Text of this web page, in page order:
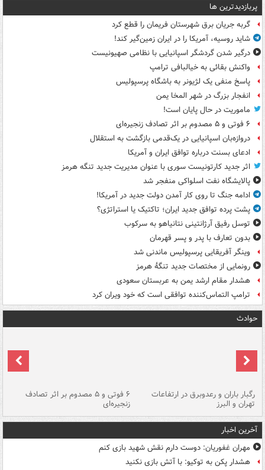
پربازدیدترین ها
گربه جریان برق شهرستان فریمان را قطع کرد
شاید روسیه، آمریکا را در ایران زمین‌گیر کند!
درگیر شدن گردشگر اسپانیایی با نظامی صهیونیست
واکنش بقائی به خیالبافی ترامپ
پاسخ منفی یک لژیونر به باشگاه پرسپولیس
انفجار بزرگ در شهر المخا یمن
ماموریت در حال پایان است!
۶ فوتی و ۵ مصدوم بر اثر تصادف زنجیره‌ای
دروازه‌بان اسپانیایی در یک‌قدمی بازگشت به استقلال
ادعای بسنت درباره توافق ایران و آمریکا
اثر جدید کارتونیست سوری با عنوان مدیریت جدید تنگه هرمز
پالایشگاه نفت اسلواکی منفجر شد
ادامه جنگ تا روی کار آمدن دولت جدید در آمریکا!
پشت پرده توافق جدید ایران؛ تاکتیک یا استراتژی؟
توسل رفیق آرژانتینی نتانیاهو به سرکوب
بدون تعارف با پدر و پسر قهرمان
وینگر آفریقایی پرسپولیس ماندنی شد
رونمایی از مختصات جدید تنگۀ هرمز
هشدار مقام ارشد یمن به عربستان سعودی
ترامپ التماس‌کننده توافقی است که خود ویران کرد
حوادث
رگبار باران و رعدوبرق در ارتفاعات
تهران و البرز
۶ فوتی و ۵ مصدوم بر اثر تصادف
زنجیره‌ای
آخرین اخبار
مهران غفوریان: دوست دارم نقش شهید بازی کنم
هشدار پکن به توکیو: با آتش بازی نکنید